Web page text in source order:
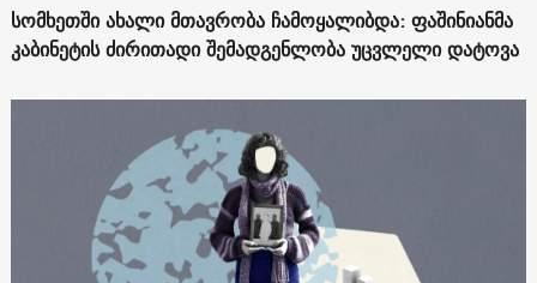
სომხეთში ახალი მთავრობა ჩამოყალიბდა: ფაშინიანმა
კაბინეტის ძირითადი შემადგენლობა უცვლელი დატოვა